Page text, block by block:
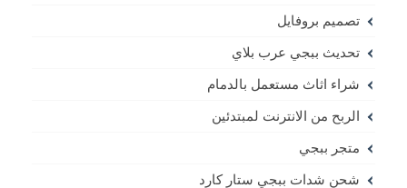
تصميم بروفايل
تحديث ببجي عرب بلاي
شراء اثاث مستعمل بالدمام
الربح من الانترنت لمبتدئين
متجر ببجي
شحن شدات ببجي ستار كارد